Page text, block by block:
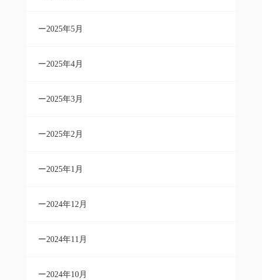
2025年5月
2025年4月
2025年3月
2025年2月
2025年1月
2024年12月
2024年11月
2024年10月